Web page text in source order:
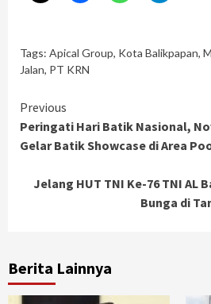
Tags: Apical Group, Kota Balikpapan,
Jalan, PT KRN
Continue
Reading
Previous
Peringati Hari Batik Nasional,
Gelar Batik Showcase di Area
Jelang HUT TNI Ke-76 TNI AL
Bunga di
Berita Lainnya